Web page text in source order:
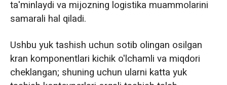
ta'minlaydi va mijozning logistika muammolarini
samarali hal qiladi.
Ushbu yuk tashish uchun sotib olingan osilgan
kran komponentlari kichik o'lchamli va miqdori
cheklangan; shuning uchun ularni katta yuk